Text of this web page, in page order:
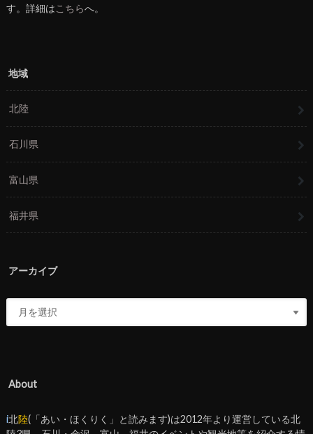
す。詳細はこちらへ。
地域
北陸
石川県
富山県
福井県
アーカイブ
About
i北陸(「あい・ほくりく」と読みます)は2012年より運営している北